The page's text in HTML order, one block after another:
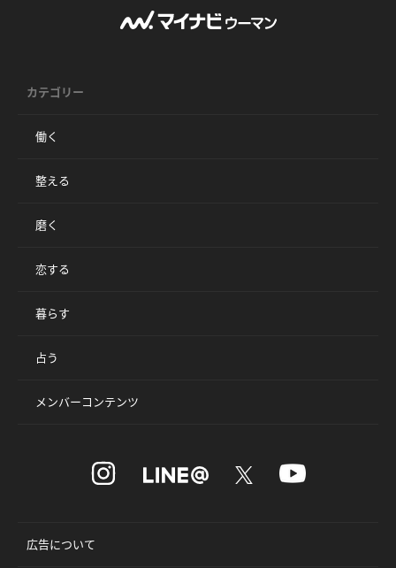
カテゴリー
働く
整える
磨く
恋する
暮らす
占う
メンバーコンテンツ
広告について